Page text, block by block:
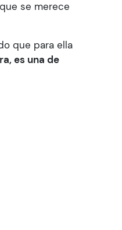
se merece
que para ella
es una de